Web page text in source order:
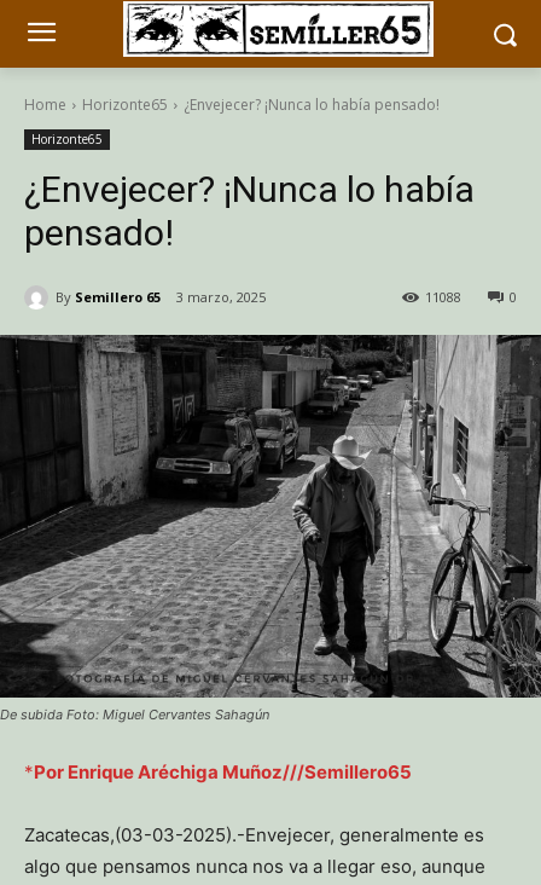
Home Horizonte65 ¿Envejecer? ¡Nunca lo había pensado!
Horizonte65
¿Envejecer? ¡Nunca lo había
pensado!
By Semillero 65 3 marzo, 2025 0
11088
De subida Foto: Miguel Cervantes Sahagún
*Por Enrique Aréchiga Muñoz///Semillero65
Zacatecas,(03-03-2025).-Envejecer, generalmente es
algo que pensamos nunca nos va a llegar eso, aunque